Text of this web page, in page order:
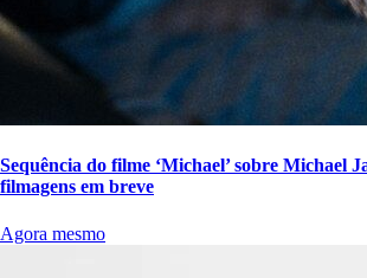
Sequência do filme ‘Michael’ sobre Michael
filmagens em breve
Agora mesmo